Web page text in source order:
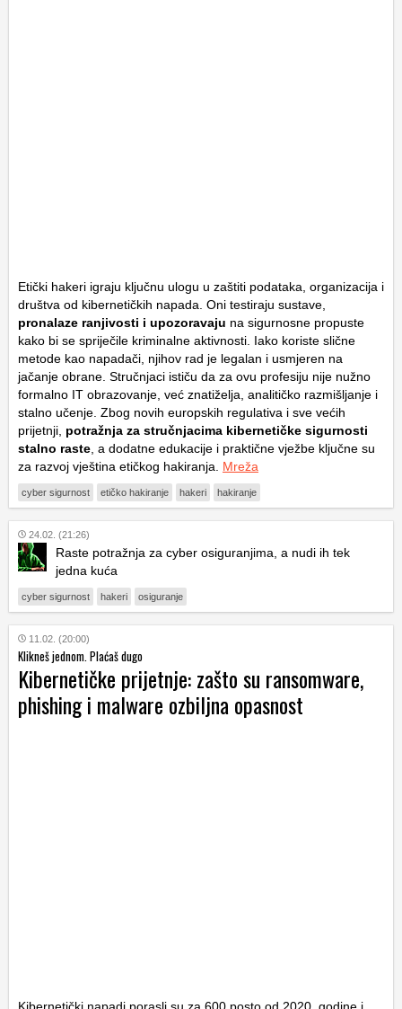
Etički hakeri igraju ključnu ulogu u zaštiti podataka, organizacija i
društva od kibernetičkih napada. Oni testiraju sustave,
pronalaze ranjivosti i upozoravaju na sigurnosne propuste
kako bi se spriječile kriminalne aktivnosti. Iako koriste slične
metode kao napadači, njihov rad je legalan i usmjeren na
jačanje obrane. Stručnjaci ističu da za ovu profesiju nije nužno
formalno IT obrazovanje, već znatiželja, analitičko razmišljanje i
stalno učenje. Zbog novih europskih regulativa i sve većih
prijetnji, potražnja za stručnjacima kibernetičke sigurnosti
stalno raste , a dodatne edukacije i praktične vježbe ključne su
za razvoj vještina etičkog hakiranja. Mreža
cyber sigurnost etičko hakiranje hakeri hakiranje
24.02. (21:26)
Raste potražnja za cyber osiguranjima, a nudi ih tek
jedna kuća
cyber sigurnost hakeri osiguranje
11.02. (20:00)
Klikneš jednom. Plaćaš dugo
Kibernetičke prijetnje: zašto su ransomware,
phishing i malware ozbiljna opasnost
Kibernetički napadi porasli su za 600 posto od 2020. godine i